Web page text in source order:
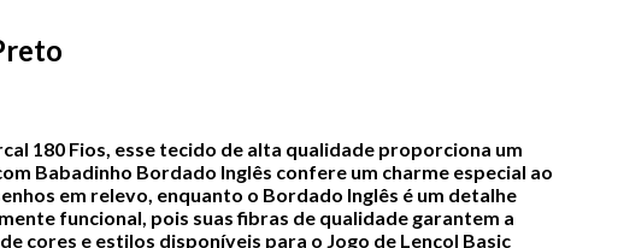
180 Fios, esse tecido de alta qualidade proporciona um
Babadinho Bordado Inglês confere um charme especial ao
em relevo, enquanto o Bordado Inglês é um detalhe
funcional, pois suas fibras de qualidade garantem a
cores e estilos disponíveis para o Jogo de Lençol Basic